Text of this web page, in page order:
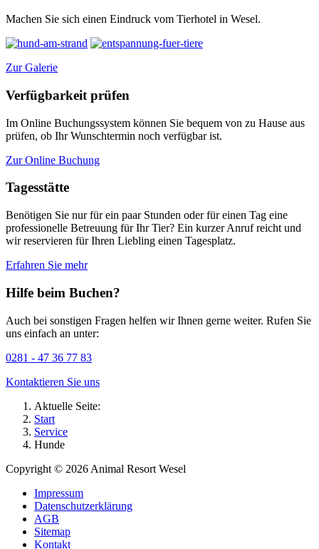
Machen Sie sich einen Eindruck vom Tierhotel in Wesel.
Zur Galerie
Verfügbarkeit prüfen
Im Online Buchungssystem können Sie bequem von zu Hause aus
prüfen, ob Ihr Wunschtermin noch verfügbar ist.
Zur Online Buchung
Tagesstätte
Benötigen Sie nur für ein paar Stunden oder für einen Tag eine
professionelle Betreuung für Ihr Tier? Ein kurzer Anruf reicht und
wir reservieren für Ihren Liebling einen Tagesplatz.
Erfahren Sie mehr
Hilfe beim Buchen?
Auch bei sonstigen Fragen helfen wir Ihnen gerne weiter. Rufen Sie
uns einfach an unter:
0281 - 47 36 77 83
Kontaktieren Sie uns
Aktuelle Seite:
Start
Service
Hunde
Copyright © 2026 Animal Resort Wesel
Impressum
Datenschutzerklärung
AGB
Sitemap
Kontakt